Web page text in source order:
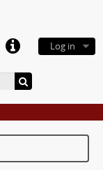
Log in